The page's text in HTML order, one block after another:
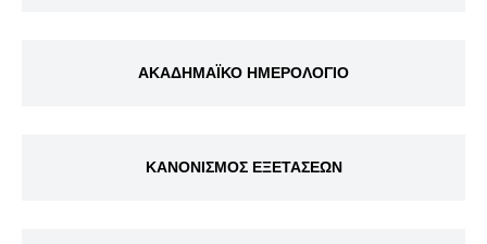
ΑΚΑΔΗΜΑΪΚΟ ΗΜΕΡΟΛΟΓΙΟ
ΚΑΝΟΝΙΣΜΟΣ ΕΞΕΤΑΣΕΩΝ